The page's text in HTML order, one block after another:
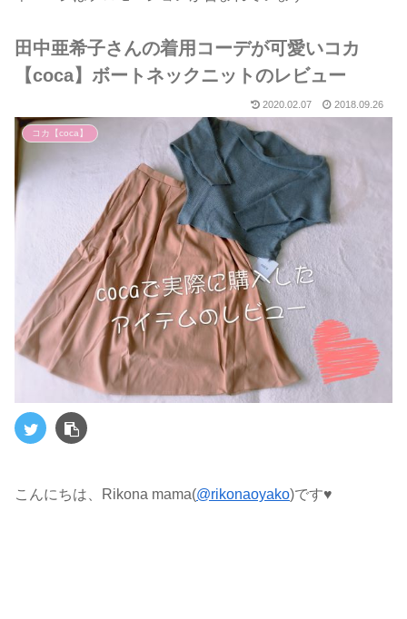
田中亜希子さんの着用コーデが可愛いコカ
【coca】ボートネックニットのレビュー
2020.02.07 2018.09.26
コカ【coca】
こんにちは、Rikona mama(@rikonaoyako)です♥